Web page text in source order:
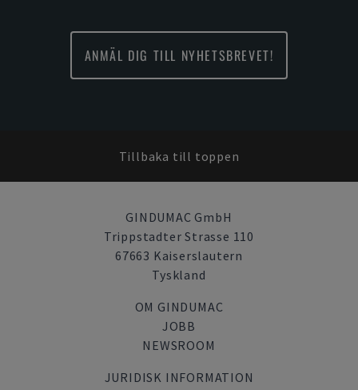
ANMÄL DIG TILL NYHETSBREVET!
Tillbaka till toppen
GINDUMAC GmbH
Trippstadter Strasse 110
67663 Kaiserslautern
Tyskland
OM GINDUMAC
JOBB
NEWSROOM
JURIDISK INFORMATION